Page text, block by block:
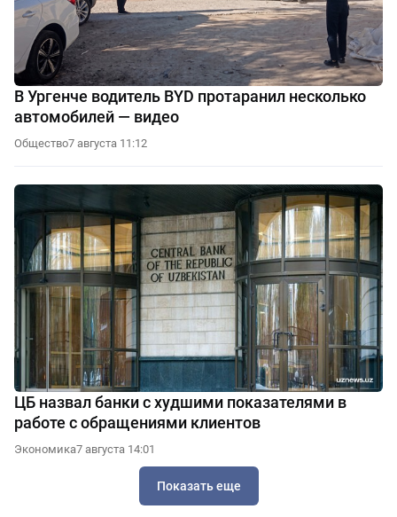
В Ургенче водитель BYD протаранил несколько
автомобилей — видео
Общество7 августа 11:12
ЦБ назвал банки с худшими показателями в
работе с обращениями клиентов
Экономика7 августа 14:01
Показать еще